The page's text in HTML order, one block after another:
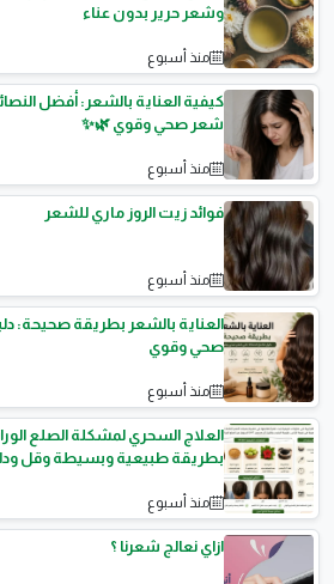
وشعر حرير بدون عناء
منذ أسبوع
كيفية العناية بالشعر: أفضل
شعر صحي وقوي 🌿✨
منذ أسبوع
فوائد زيت الروز ماري للشعر
منذ أسبوع
العناية بالشعر بطريقة صحيحة:
صحي وقوي
منذ أسبوع
العلاج السحري لمشكلة الصلع
بطريقة طبيعية وبسيطة وقل
منذ أسبوع
ازاي نعالج شعرنا ؟